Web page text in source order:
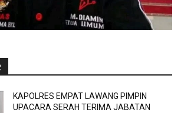
KAPOLRES EMPAT LAWANG PIMPIN
UPACARA SERAH TERIMA JABATAN